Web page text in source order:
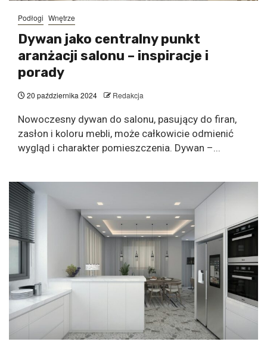
Podłogi Wnętrze
Dywan jako centralny punkt
aranżacji salonu – inspiracje i
porady
20 października 2024 Redakcja
Nowoczesny dywan do salonu, pasujący do firan,
zasłon i koloru mebli, może całkowicie odmienić
wygląd i charakter pomieszczenia. Dywan –...